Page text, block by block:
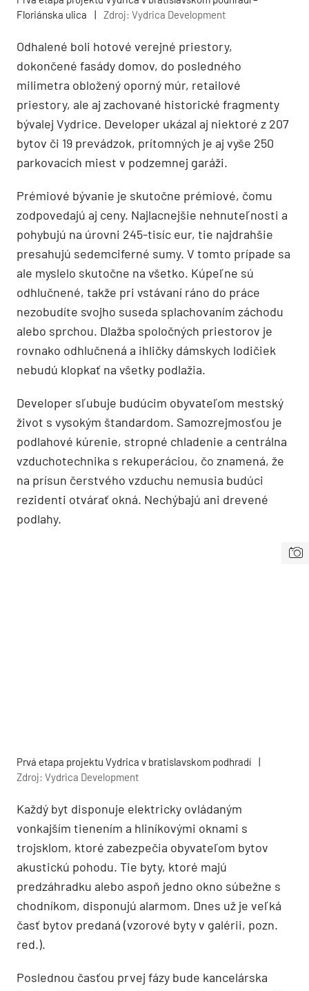
Floriánska ulica
| Zdroj: Vydrica Development
Odhalené boli hotové verejné priestory,
dokončené fasády domov, do posledného
milimetra obložený oporný múr, retailové
priestory, ale aj zachované historické fragmenty
bývalej Vydrice. Developer ukázal aj niektoré z 207
bytov či 19 prevádzok, prítomných je aj vyše 250
parkovacích miest v podzemnej garáži.
Prémiové bývanie je skutočne prémiové, čomu
zodpovedajú aj ceny. Najlacnejšie nehnuteľnosti a
pohybujú na úrovni 245-tisíc eur, tie najdrahšie
presahujú sedemciferné sumy. V tomto prípade sa
ale myslelo skutočne na všetko. Kúpeľne sú
odhlučnené, takže pri vstávaní ráno do práce
nezobudíte svojho suseda splachovaním záchodu
alebo sprchou. Dlažba spoločných priestorov je
rovnako odhlučnená a ihličky dámskych lodičiek
nebudú klopkať na všetky podlažia.
Developer sľubuje budúcim obyvateľom mestský
život s vysokým štandardom. Samozrejmosťou je
podlahové kúrenie, stropné chladenie a centrálna
vzduchotechnika s rekuperáciou, čo znamená, že
na prísun čerstvého vzduchu nemusia budúci
rezidenti otvárať okná. Nechýbajú ani drevené
podlahy.
Prvá etapa projektu Vydrica v bratislavskom podhradí
|
Zdroj: Vydrica Development
Každý byt disponuje elektricky ovládaným
vonkajším tienením a hliníkovými oknami s
trojsklom, ktoré zabezpečia obyvateľom bytov
akustickú pohodu. Tie byty, ktoré majú
predzáhradku alebo aspoň jedno okno súbežne s
chodníkom, disponujú alarmom. Dnes už je veľká
časť bytov predaná (vzorové byty v galérii, pozn.
red.).
Poslednou časťou prvej fázy bude kancelárska